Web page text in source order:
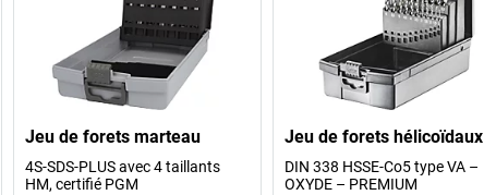
Jeu de forets marteau
4S-SDS-PLUS avec 4 taillants
HM, certifié PGM
Jeu de forets hélicoïdaux
DIN 338 HSSE-Co5 type VA –
OXYDE – PREMIUM